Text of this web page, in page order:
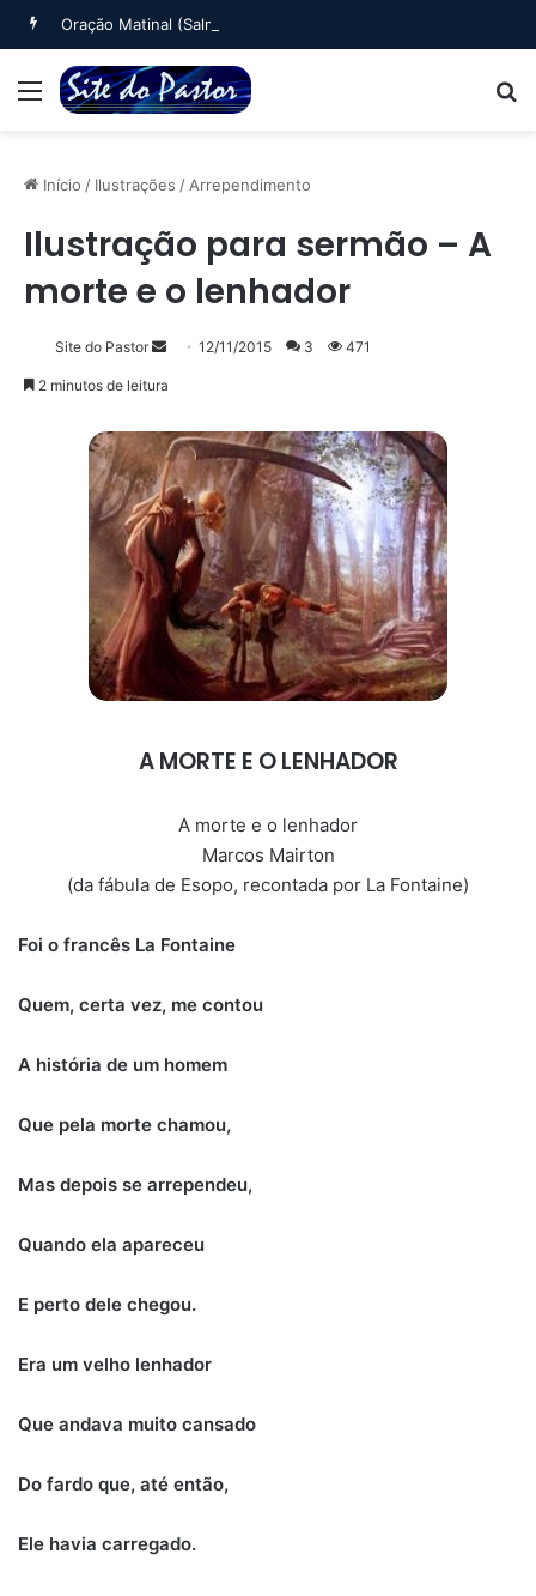
Oração Matinal (Salmo 5)
Menu
Início / Ilustrações / Arrependimento
Ilustração para sermão – A
morte e o lenhador
Site do Pastor
Mande
mail
12/11/2015 3 471
2 minutos de leitura
A MORTE E O LENHADOR
A morte e o lenhador
Marcos Mairton
(da fábula de Esopo, recontada por La Fontaine)
Foi o francês La Fontaine
Quem, certa vez, me contou
A história de um homem
Que pela morte chamou,
Mas depois se arrependeu,
Quando ela apareceu
E perto dele chegou.
Era um velho lenhador
Que andava muito cansado
Do fardo que, até então,
Ele havia carregado.